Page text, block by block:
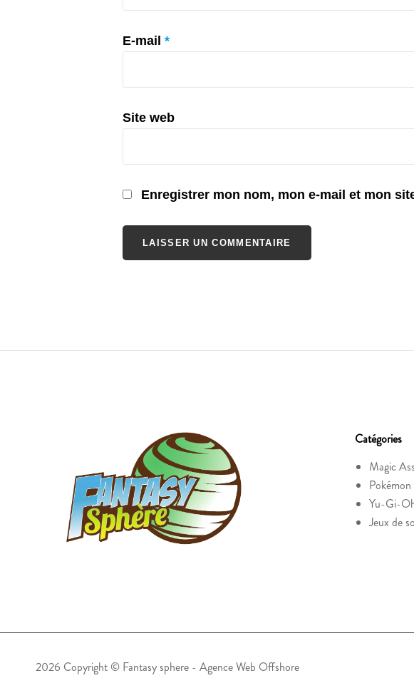
E-mail *
Site web
Enregistrer mon nom, mon e-mail et mon
Catégories
Magic
Pokémon
Yu-Gi-
Jeux de
2026 Copyright © Fantasy sphere - Agence Web Offshore